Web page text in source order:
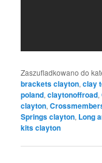
Zaszufladkowano do
brackets clayton,clay
poland,claytonoffroad,
clayton,
Springs clayton, Long
kits clayton